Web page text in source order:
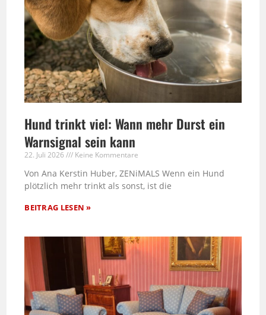
Hund trinkt viel: Wann mehr Durst ein
Warnsignal sein kann
22. Juli 2026 Keine Kommentare
Von Ana Kerstin Huber, ZENiMALS Wenn ein Hund
plötzlich mehr trinkt als sonst, ist die
BEITRAG LESEN »